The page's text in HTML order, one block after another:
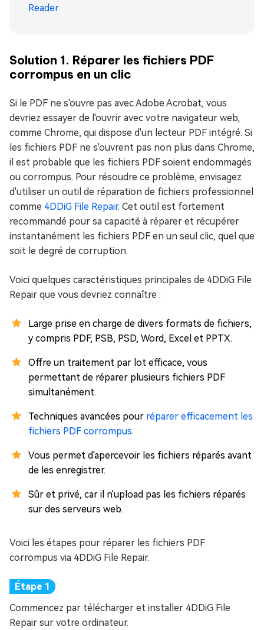
Reader
Solution 1. Réparer les fichiers PDF
corrompus en un clic
Si le PDF ne s'ouvre pas avec Adobe Acrobat, vous
devriez essayer de l'ouvrir avec votre navigateur web,
comme Chrome, qui dispose d'un lecteur PDF intégré. Si
les fichiers PDF ne s'ouvrent pas non plus dans Chrome,
il est probable que les fichiers PDF soient endommagés
ou corrompus. Pour résoudre ce problème, envisagez
d'utiliser un outil de réparation de fichiers professionnel
comme 4DDiG File Repair. Cet outil est fortement
recommandé pour sa capacité à réparer et récupérer
instantanément les fichiers PDF en un seul clic, quel que
soit le degré de corruption.
Voici quelques caractéristiques principales de 4DDiG File
Repair que vous devriez connaître :
Large prise en charge de divers formats de fichiers,
y compris PDF, PSB, PSD, Word, Excel et PPTX.
Offre un traitement par lot efficace, vous
permettant de réparer plusieurs fichiers PDF
simultanément.
Techniques avancées pour réparer efficacement les
fichiers PDF corrompus.
Vous permet d'apercevoir les fichiers réparés avant
de les enregistrer.
Sûr et privé, car il n'upload pas les fichiers réparés
sur des serveurs web.
Voici les étapes pour réparer les fichiers PDF
corrompus via 4DDiG File Repair.
Commencez par télécharger et installer 4DDiG File
Repair sur votre ordinateur.